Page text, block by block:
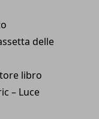
delle
libro
– Luce